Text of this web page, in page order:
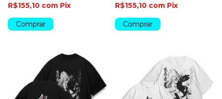
R$155,10 com Pix
Comprar
R$155,10 com Pix
Comprar